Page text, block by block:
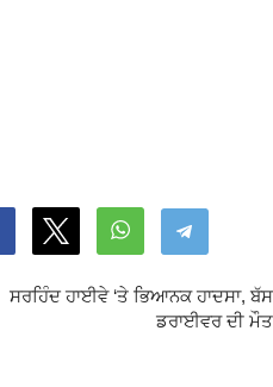
ਸਰਹਿੰਦ ਹਾਈਵੇ ‘ਤੇ ਭਿਆਨਕ ਹਾਦਸਾ, ਬੱਸ
ਡਰਾਈਵਰ ਦੀ ਮੌਤ